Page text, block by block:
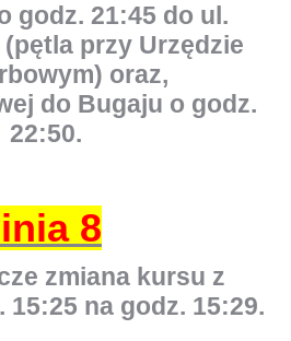
godz. 21:45 do ul.
(pętla przy Urzędzie
oraz,
do Bugaju o godz.
22:50.
8
zmiana kursu z
15:25 na godz. 15:29.